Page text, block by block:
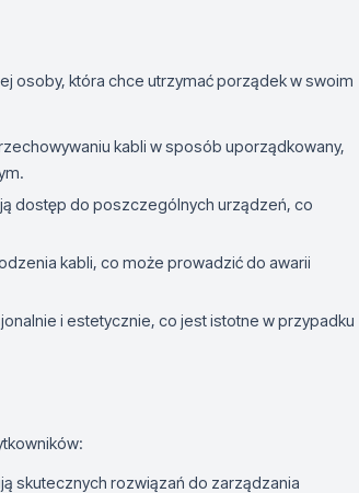
osoby, która chce utrzymać porządek w swoim
kabli w sposób uporządkowany,
dostęp do poszczególnych urządzeń, co
kabli, co może prowadzić do awarii
i estetycznie, co jest istotne w przypadku
skutecznych rozwiązań do zarządzania